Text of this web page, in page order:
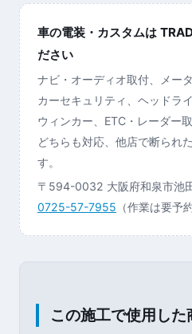
車の電装・カスタムは
ださい
ナビ・オーディオ取付、メー
カーセキュリティ、ヘッドラ
ウィンカー、ETC・レーダー
どちらも対応、他店で断られ
す。
〒594-0032 大阪府和泉市池
0725-57-7955 （作業は要予約
この施工で使用した